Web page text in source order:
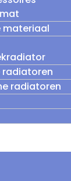
materiaal
radiatoren